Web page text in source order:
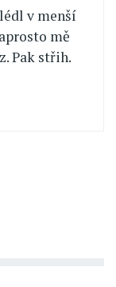
v menší
mě
Pak střih.